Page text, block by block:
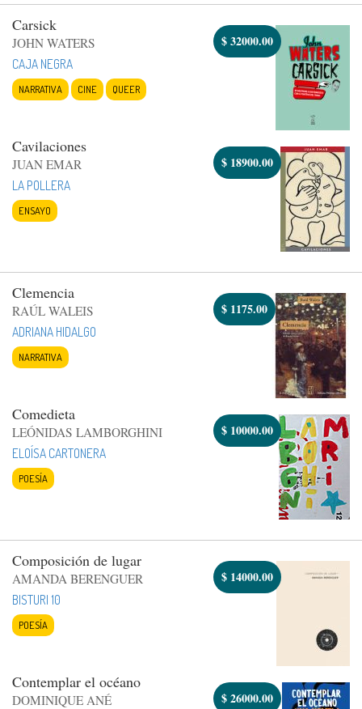
Carsick
JOHN WATERS
CAJA NEGRA
NARRATIVA CINE QUEER
$32000.00
Cavilaciones
JUAN EMAR
LA POLLERA
ENSAYO
$ 18900.00
Clemencia
RAÚL WALEIS
ADRIANA HIDALGO
NARRATIVA
$ 1175.00
Comedieta
LEÓNIDAS LAMBORGHINI
ELOÍSA CARTONERA
POESÍA
$ 10000.00
Composición de lugar
AMANDA BERENGUER
BISTURI 10
POESÍA
$ 14000.00
Contemplar el océano
DOMINIQUE ANÉ
$26000.00